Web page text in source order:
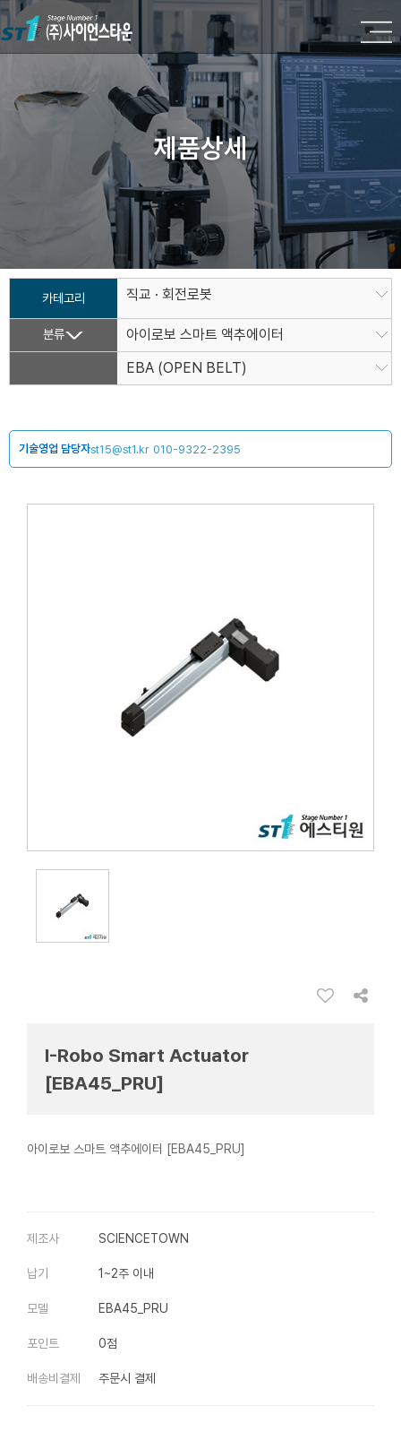
제품상세
카테고리 직교 · 회전로봇
분류
아이로보 스마트 액추에이터
EBA (OPEN BELT)
기술영업 담당자st15@st1.kr 010-9322-2395
I-Robo Smart Actuator
[EBA45_PRU]
아이로보 스마트 액추에이터 [EBA45_PRU]
제조사 SCIENCETOWN
납기 1~2주 이내
모델 EBA45_PRU
포인트 0점
배송비결제 주문시 결제